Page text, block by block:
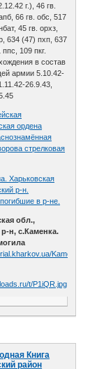
г.), 46 гв.
66 гв. обс, 517
45 гв. орхз,
634 (47) пхп, 637
109 пкг.
в состав
армии 5.10.42-
26.9.43,
ордена
стрелковая
Харьковская
р-н.
в р-не.
обл.,
н, с.Каменка.
Kamenka3
Книга
район